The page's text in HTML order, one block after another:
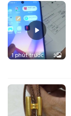
1 phút trước 3